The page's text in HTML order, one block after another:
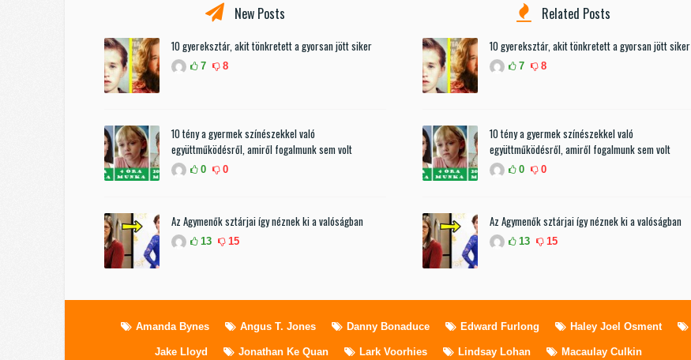
New Posts
10 gyereksztár, akit tönkretett a gyorsan jött siker
7 8
10 tény a gyermek színészekkel való
együttműködésről, amiről fogalmunk sem volt
0 0
Az Agymenők sztárjai így néznek ki a valóságban
13 15
Related Posts
10 gyereksztár, akit tönkretett a gyorsan jött siker
7 8
10 tény a gyermek színészekkel való
együttműködésről, amiről fogalmunk sem volt
0 0
Az Agymenők sztárjai így néznek ki a valóságban
13 15
Amanda Bynes Angus T. Jones Danny Bonaduce Edward Furlong Haley Joel Osment
Jake Lloyd Jonathan Ke Quan Lark Voorhies Lindsay Lohan Macaulay Culkin